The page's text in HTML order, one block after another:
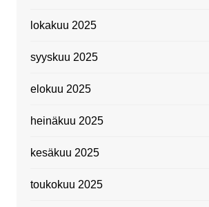
lokakuu 2025
syyskuu 2025
elokuu 2025
heinäkuu 2025
kesäkuu 2025
toukokuu 2025